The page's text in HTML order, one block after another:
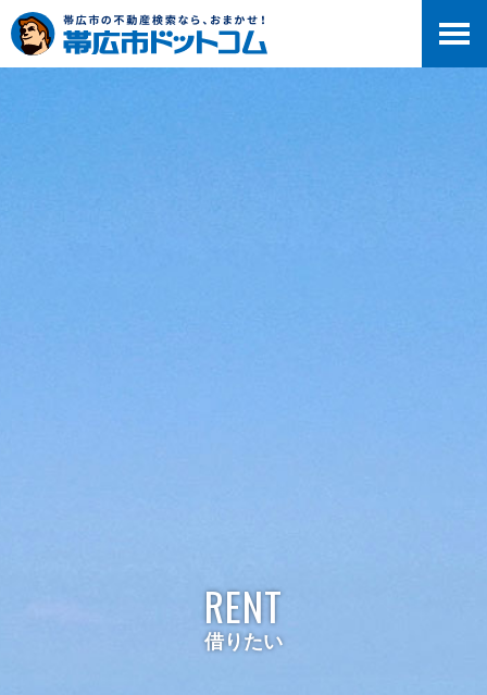
RENT
借りたい